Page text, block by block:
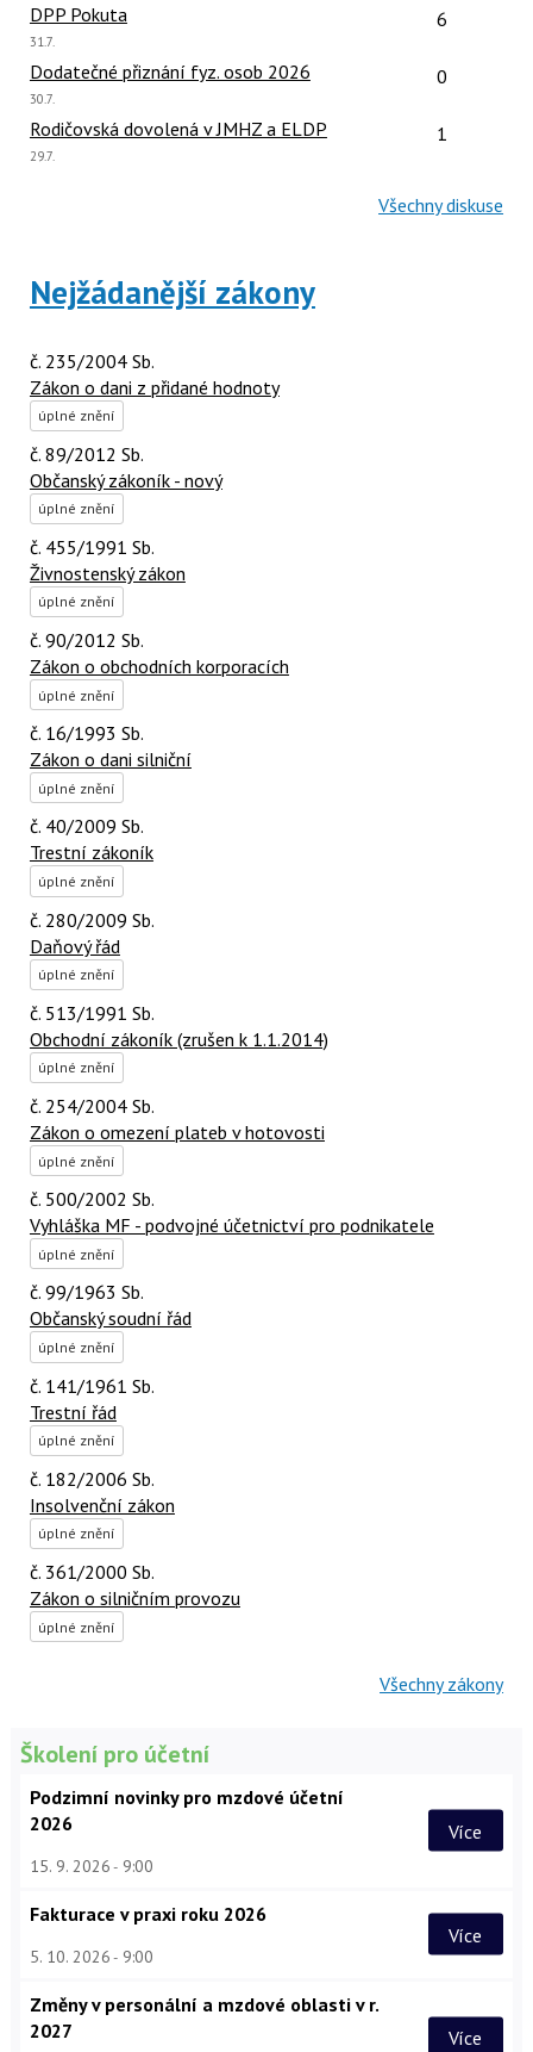
DPP Pokuta Počet
6
Poslední
31.7.
Dodatečné přiznání fyz. osob 2026 Počet
0
Poslední
30.7.
Rodičovská dovolená v JMHZ a ELDP Počet
1
Poslední
29.7.
Všechny diskuse
Nejžádanější zákony
č. 235/2004 Sb.
Zákon o dani z přidané hodnoty
úplné znění
č. 89/2012 Sb.
Občanský zákoník - nový
úplné znění
č. 455/1991 Sb.
Živnostenský zákon
úplné znění
č. 90/2012 Sb.
Zákon o obchodních korporacích
úplné znění
č. 16/1993 Sb.
Zákon o dani silniční
úplné znění
č. 40/2009 Sb.
Trestní zákoník
úplné znění
č. 280/2009 Sb.
Daňový řád
úplné znění
č. 513/1991 Sb.
Obchodní zákoník (zrušen k 1.1.2014)
úplné znění
č. 254/2004 Sb.
Zákon o omezení plateb v hotovosti
úplné znění
č. 500/2002 Sb.
Vyhláška MF - podvojné účetnictví pro podnikatele
úplné znění
č. 99/1963 Sb.
Občanský soudní řád
úplné znění
č. 141/1961 Sb.
Trestní řád
úplné znění
č. 182/2006 Sb.
Insolvenční zákon
úplné znění
č. 361/2000 Sb.
Zákon o silničním provozu
úplné znění
Všechny zákony
Školení pro účetní
Podzimní novinky pro mzdové účetní
2026
15. 9. 2026 9:00
Více
Fakturace v praxi roku 2026
5. 10. 2026 9:00
Více
Změny v personální a mzdové oblasti v r.
2027
Více